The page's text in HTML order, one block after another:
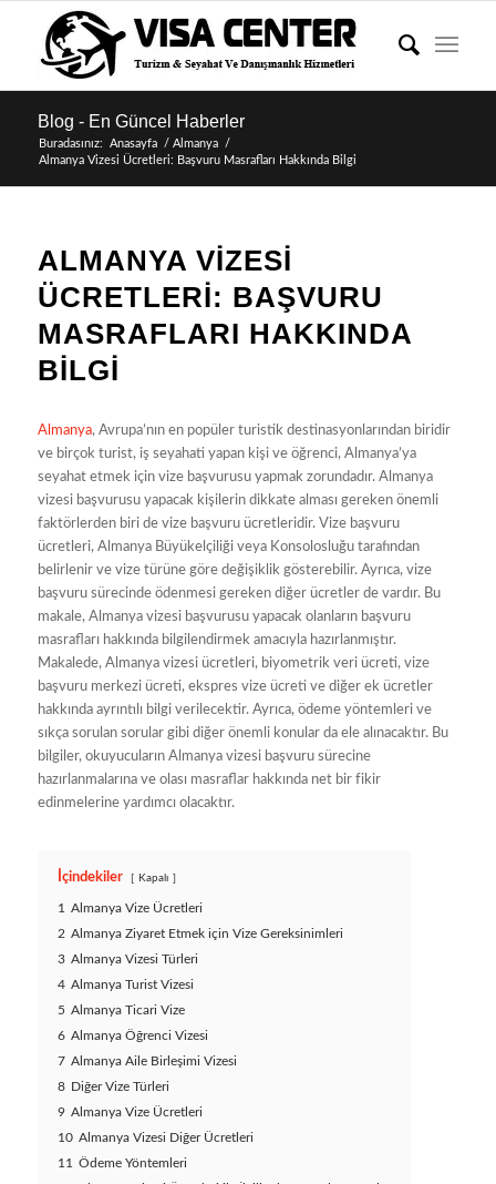
Blog - En Güncel Haberler
Buradasınız: Anasayfa / Almanya
/
Almanya Vizesi Ücretleri: Başvuru Masrafları Hakkında Bilgi
ALMANYA VIZESI
ÜCRETLERI: BAŞVURU
MASRAFLARI HAKKINDA
BILGI
Almanya, Avrupa’nın en popüler turistik destinasyonlarından biridir
ve birçok turist, iş seyahati yapan kişi ve öğrenci, Almanya’ya
seyahat etmek için vize başvurusu yapmak zorundadır. Almanya
vizesi başvurusu yapacak kişilerin dikkate alması gereken önemli
faktörlerden biri de vize başvuru ücretleridir. Vize başvuru
ücretleri, Almanya Büyükelçiliği veya Konsolosluğu tarafından
belirlenir ve vize türüne göre değişiklik gösterebilir. Ayrıca, vize
başvuru sürecinde ödenmesi gereken diğer ücretler de vardır. Bu
makale, Almanya vizesi başvurusu yapacak olanların başvuru
masrafları hakkında bilgilendirmek amacıyla hazırlanmıştır.
Makalede, Almanya vizesi ücretleri, biyometrik veri ücreti, vize
başvuru merkezi ücreti, ekspres vize ücreti ve diğer ek ücretler
hakkında ayrıntılı bilgi verilecektir. Ayrıca, ödeme yöntemleri ve
sıkça sorulan sorular gibi diğer önemli konular da ele alınacaktır. Bu
bilgiler, okuyucuların Almanya vizesi başvuru sürecine
hazırlanmalarına ve olası masraflar hakkında net bir fikir
edinmelerine yardımcı olacaktır.
İçindekiler Kapalı
1 Almanya Vize Ücretleri
2 Almanya Ziyaret Etmek için Vize Gereksinimleri
3 Almanya Vizesi Türleri
4 Almanya Turist Vizesi
5 Almanya Ticari Vize
6 Almanya Öğrenci Vizesi
7 Almanya Aile Birleşimi Vizesi
8 Diğer Vize Türleri
9 Almanya Vize Ücretleri
10 Almanya Vizesi Diğer Ücretleri
11 Ödeme Yöntemleri